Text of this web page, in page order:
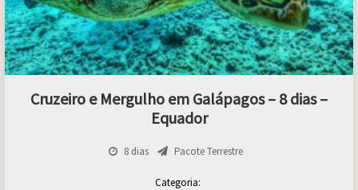
Cruzeiro e Mergulho em Galápagos – 8 dias –
Equador
8 dias Pacote Terrestre
Categoria: